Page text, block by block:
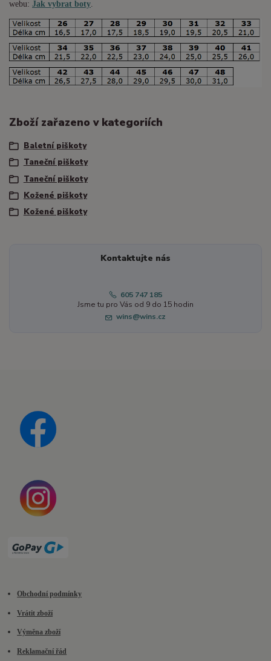
webu: Jak vybrat boty
Zboží zařazeno v kategoriích
Baletní piškoty
Taneční piškoty
Taneční piškoty
Kožené piškoty
Kožené piškoty
Kontaktujte nás
605 747 185
Jsme tu pro Vás od 9 do 15 hodin
wins@wins.cz
Obchodní podmínky
Vrátit zboží
Výměna zboží
Reklamační řád